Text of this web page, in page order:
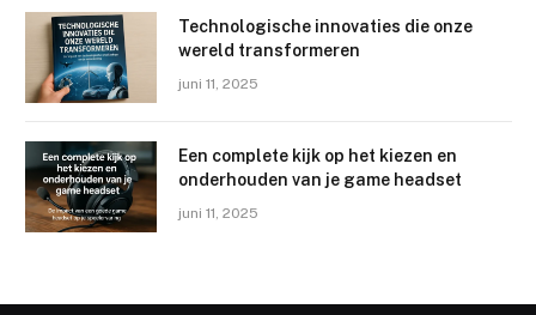
Technologische innovaties die onze
wereld transformeren
juni 11, 2025
Een complete kijk op het kiezen en
onderhouden van je game headset
juni 11, 2025